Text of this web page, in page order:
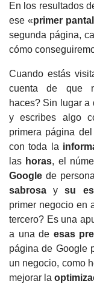
En los resultados
ese «primer
segunda página,
cómo
Cuando estás
cuenta de que
haces? Sin lugar a
y escribes algo
primera página
con toda la
las horas, el
Google de
sabrosa ysu
primer negocio en
tercero? Es una
a una de esas
página de Google
un negocio, como
mejorar la